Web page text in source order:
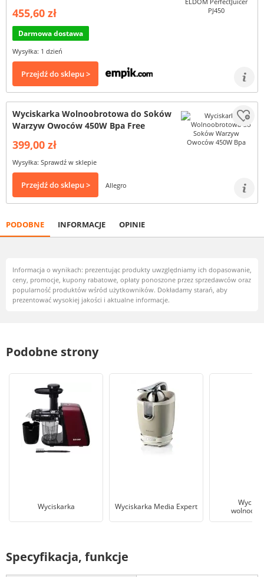
455,60 zł
Darmowa dostawa
Wysyłka: 1 dzień
Przejdź do sklepu >
Wyciskarka Wolnoobrotowa do Soków
Warzyw Owoców 450W Bpa Free
399,00 zł
Wysyłka: Sprawdź w sklepie
Przejdź do sklepu > Allegro
PODOBNE INFORMACJE OPINIE
Informacja o wynikach: prezentując produkty uwzględniamy ich dopasowanie,
ceny, promocje, kupony rabatowe, opłaty ponoszone przez sprzedawców oraz
popularność produktów wśród użytkowników. Dokładamy starań, aby
prezentować wysokiej jakości i aktualne informacje.
Podobne strony
Wyciskarka Wyciskarka Media Expert
Specyfikacja, funkcje